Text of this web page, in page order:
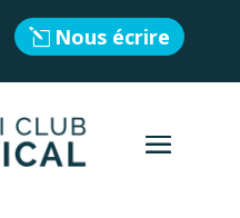
Nous écrire